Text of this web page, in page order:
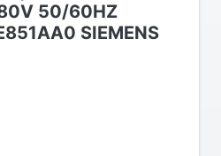
50/60HZ
SIEMENS